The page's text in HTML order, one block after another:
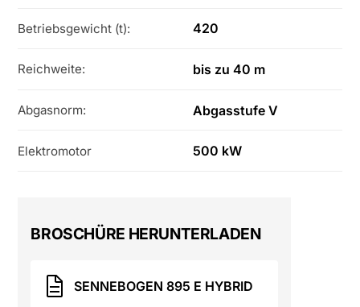
Betriebsgewicht (t): 420
Reichweite: bis zu 40 m
Abgasnorm: Abgasstufe V
Elektromotor 500 kW
BROSCHÜRE HERUNTERLADEN
SENNEBOGEN 895 E HYBRID